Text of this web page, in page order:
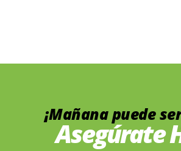
¡Mañana puede
Asegúrate